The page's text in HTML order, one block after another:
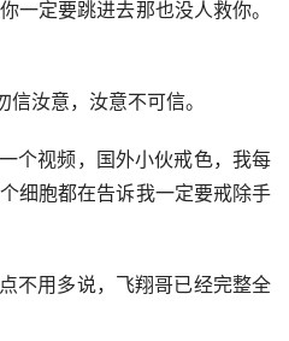
一定要跳进去那也没人救你。
汝意，汝意不可信。
个视频，国外小伙戒色，我每
细胞都在告诉我一定要戒除手
不用多说，飞翔哥已经完整全